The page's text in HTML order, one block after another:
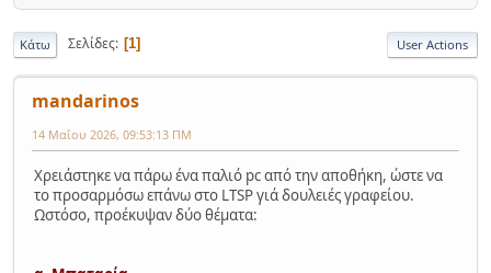
Κάτω Σελίδες 1 User Actions
mandarinos
14 Μαΐου 2026, 09:53:13 ΠΜ
Χρειάστηκε να πάρω ένα παλιό pc από την αποθήκη, ώστε να
το προσαρμόσω επάνω στο LTSP γιά δουλειές γραφείου.
Ωστόσο, προέκυψαν δύο θέματα: